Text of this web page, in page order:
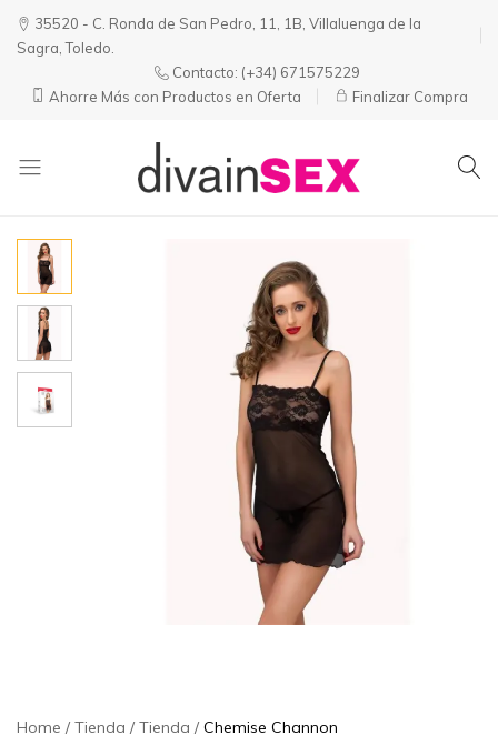
35520 - C. Ronda de San Pedro, 11, 1B, Villaluenga de la
Sagra, Toledo.
Contacto: (+34) 671575229
Ahorre Más con Productos en Oferta
Finalizar Compra
Home Tienda Tienda Chemise Channon